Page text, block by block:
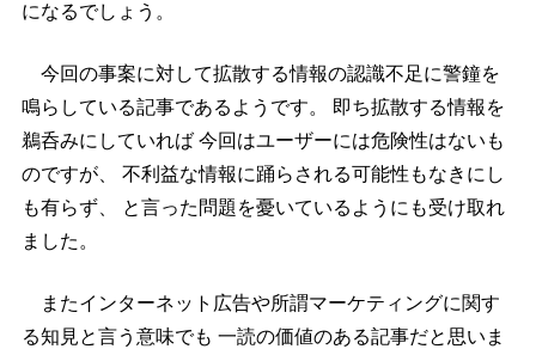
になるでしょう。
今回の事案に対して拡散する情報の認識不足に警鐘を
鳴らしている記事であるようです。 即ち拡散する情報を
鵜呑みにしていれば 今回はユーザーには危険性はないも
のですが、 不利益な情報に踊らされる可能性もなきにし
も有らず、 と言った問題を憂いているようにも受け取れ
ました。
またインターネット広告や所謂マーケティングに関す
る知見と言う意味でも 一読の価値のある記事だと思いま